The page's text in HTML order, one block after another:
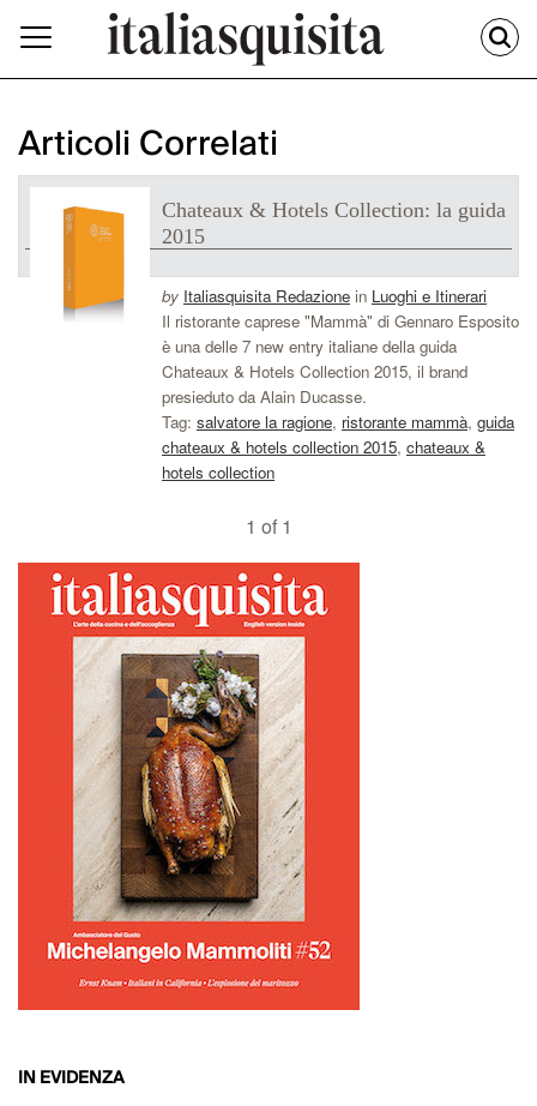
Articoli Correlati
Chateaux & Hotels Collection: la guida
2015
by Italiasquisita Redazione in Luoghi e Itinerari
Il ristorante caprese "Mammà" di Gennaro Esposito
è una delle 7 new entry italiane della guida
Chateaux & Hotels Collection 2015, il brand
presieduto da Alain Ducasse.
Tag: salvatore la ragione, ristorante mammà, guida
chateaux & hotels collection 2015, chateaux &
hotels collection
1 of 1
IN EVIDENZA